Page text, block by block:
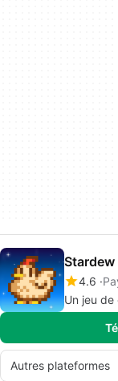
Stardew
4.6
Un jeu
Autres plateformes